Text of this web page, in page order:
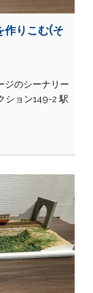
作りこむ(そ
ジのシーナリー
ション149-2 駅